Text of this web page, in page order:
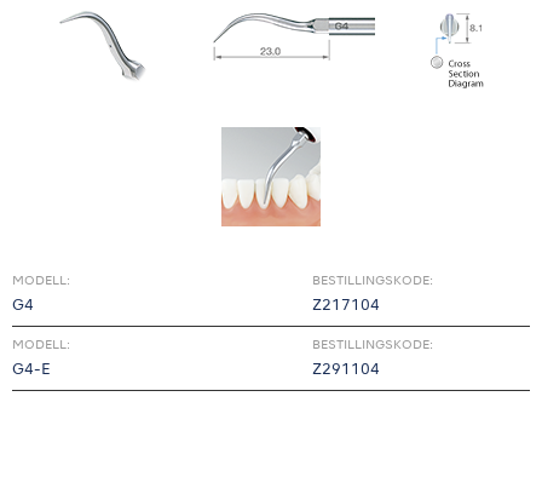
MODELL:
G4
BESTILLINGSKODE:
Z217104
MODELL:
G4-E
BESTILLINGSKODE:
Z291104